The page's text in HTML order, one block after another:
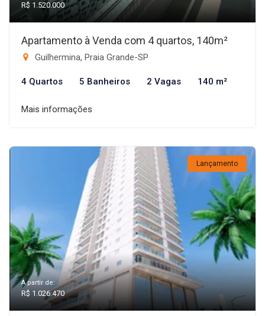
R$ 1.520.000
Apartamento à Venda com 4 quartos, 140m²
Guilhermina, Praia Grande-SP
4 Quartos 5 Banheiros 2 Vagas 140 m²
Mais informações
Lançamento
A partir de:
R$ 1.026.470